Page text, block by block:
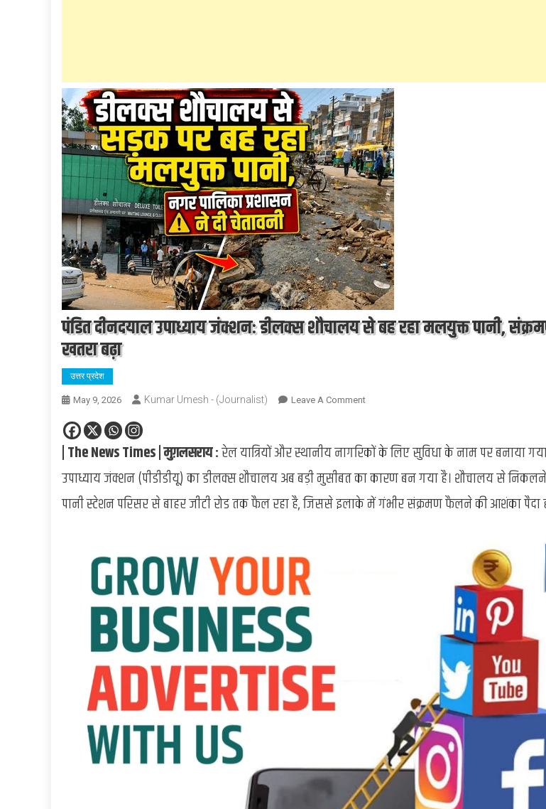
पंडित दीनदयाल उपाध्याय जंक्शन: डीलक्स शौचालय से बह रहा मलयुक्त पानी,
खतरा बढ़ा
उत्तर प्रदेश
May 9, 2026 Kumar Umesh - (Journalist) Leave A CommentOn
उपाध्याय
डीलक्स
शौचालय
| The News Times | मुग़लसराय :रेल यात्रियों और स्थानीय नागरिकों के लिए सुविधा के नाम पर बनाया
उपाध्याय जंक्शन (पीडीडीयू) का डीलक्स शौचालय अब बड़ी मुसीबत का कारण बन गया है। शौचालय से
पानी स्टेशन परिसर से बाहर जीटी रोड तक फैल रहा है, जिससे इलाके में गंभीर संक्रमण फैलने की आशंका पैदा